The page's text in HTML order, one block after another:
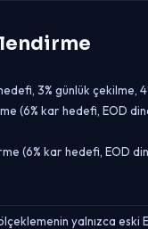
3% günlük çekilme,
(6% kar hedefi, EOD
(6% kar hedefi, EOD
yalnızca